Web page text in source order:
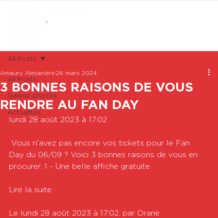
All Posts
Galerie photos
Actualités
All Posts
3 BONNES RAISONS DE VOUS
RENDRE AU FAN DAY
Amaury Alexandre 26 mars 2024
lundi 28 août 2023 à 17:02
Vous n'avez pas encore vos tickets pour le Fan
Day du 06/09 ? Voici 3 bonnes raisons de vous en
procurer. 1 - Une belle affiche gratuite
Lire la suite
Le lundi 28 août 2023 à 17:02, par Orane